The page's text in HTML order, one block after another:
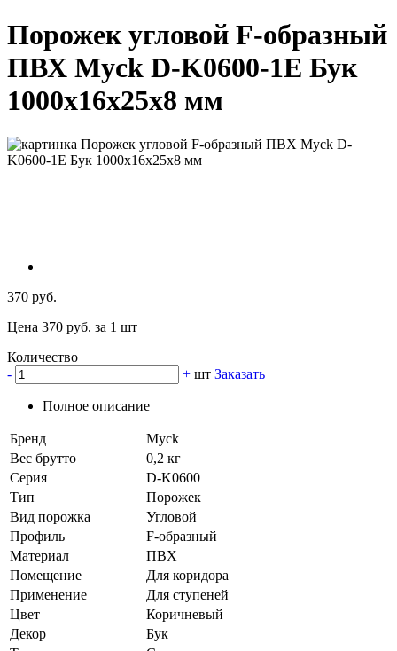
Порожек угловой F-образный
ПВХ Myck D-K0600-1Е Бук
1000х16х25х8 мм
370 руб.
Цена 370 руб. за 1 шт
Количество
-
+ шт Заказать
Полное описание
Бренд
Myck
Вес брутто
0,2 кг
Серия
D-K0600
Тип
Порожек
Вид порожка
Угловой
Профиль
F-образный
Материал
ПВХ
Помещение
Для коридора
Применение
Для ступеней
Цвет
Коричневый
Декор
Бук